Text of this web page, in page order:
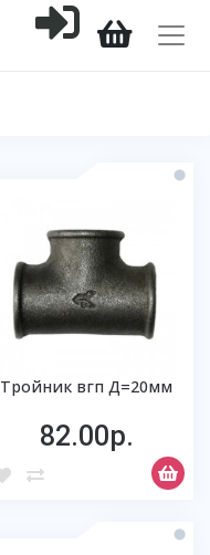
Тройник вгп Д=20мм
82.00р.